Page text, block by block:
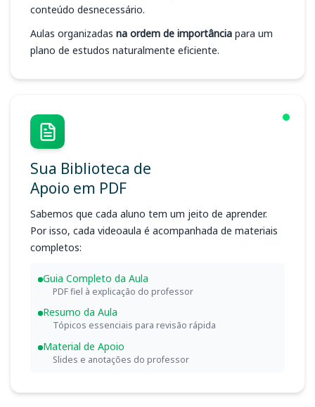
conteúdo desnecessário.
Aulas organizadas na ordem de importância para um
plano de estudos naturalmente eficiente.
Sua Biblioteca de
Apoio em PDF
Sabemos que cada aluno tem um jeito de aprender.
Por isso, cada videoaula é acompanhada de materiais
completos:
Guia Completo da Aula
PDF fiel à explicação do professor
Resumo da Aula
Tópicos essenciais para revisão rápida
Material de Apoio
Slides e anotações do professor